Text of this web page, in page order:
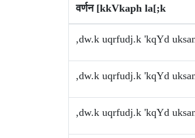
वर्णन [kkVkaph la[;k
,dw.k uqrfudj.k 'kqYd
,dw.k uqrfudj.k 'kqYd
,dw.k uqrfudj.k 'kqYd